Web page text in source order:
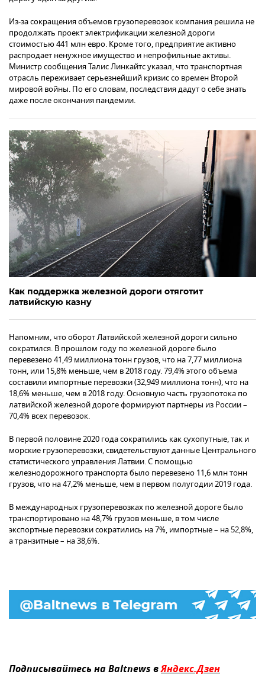
Из-за сокращения объемов грузоперевозок компания решила не
продолжать проект электрификации железной дороги
стоимостью 441 млн евро. Кроме того, предприятие активно
распродает ненужное имущество и непрофильные активы.
Министр сообщения Талис Линкайтс указал, что транспортная
отрасль переживает серьезнейший кризис со времен Второй
мировой войны. По его словам, последствия дадут о себе знать
даже после окончания пандемии.
Как поддержка железной дороги отяготит
латвийскую казну
Напомним, что оборот Латвийской железной дороги сильно
сократился. В прошлом году по железной дороге было
перевезено 41,49 миллиона тонн грузов, что на 7,77 миллиона
тонн, или 15,8% меньше, чем в 2018 году. 79,4% этого объема
составили импортные перевозки (32,949 миллиона тонн), что на
18,6% меньше, чем в 2018 году. Основную часть грузопотока по
латвийской железной дороге формируют партнеры из России –
70,4% всех перевозок.
В первой половине 2020 года сократились как сухопутные, так и
морские грузоперевозки, свидетельствуют данные Центрального
статистического управления Латвии. С помощью
железнодорожного транспорта было перевезено 11,6 млн тонн
грузов, что на 47,2% меньше, чем в первом полугодии 2019 года.
В международных грузоперевозках по железной дороге было
транспортировано на 48,7% грузов меньше, в том числе
экспортные перевозки сократились на 7%, импортные – на 52,8%,
а транзитные – на 38,6%.
Подписывайтесь на Baltnews вЯндекс.Дзен